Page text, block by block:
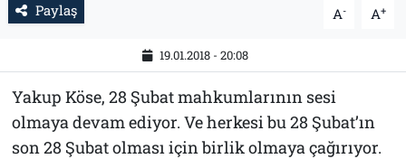
Paylaş A- A+
19.01.2018 - 20:08
Yakup Köse, 28 Şubat mahkumlarının sesi
olmaya devam ediyor. Ve herkesi bu 28 Şubat’ın
son 28 Şubat olması için birlik olmaya çağırıyor.